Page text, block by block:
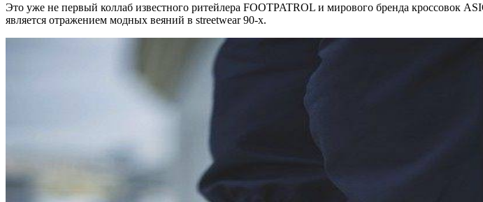
Это уже не первый коллаб известного ритейлера FOOTPATROL и мирового бренда кроссовок
является отражением модных веяний в streetwear 90-х.